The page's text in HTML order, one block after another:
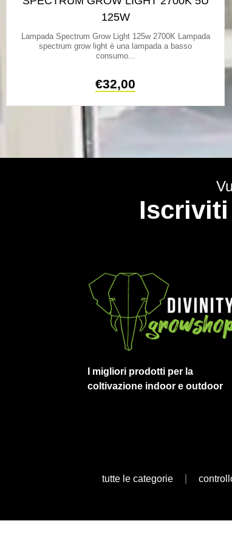
125W
Lampada Spectrum Grow Light 125w 2700K Lampada
spectrum grow light è una lampada a basso
consumo...
€32,00
I migliori prodotti per la
coltivazione indoor e outdoor
tutte le categorie